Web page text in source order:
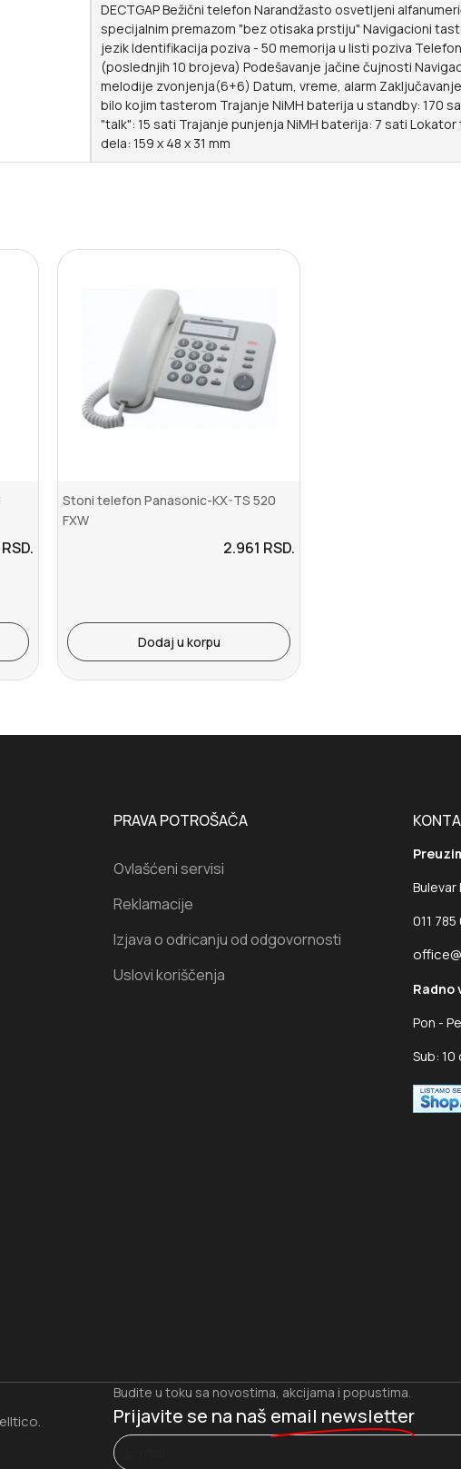
DECTGAP Bežični telefon Narandžasto osvetljeni
specijalnim premazom "bez otisaka prstiju" Navigacioni
jezik Identifikacija poziva - 50 memorija u listi poziva
(poslednjih 10 brojeva) Podešavanje jačine čujnosti
melodije zvonjenja(6+6) Datum, vreme, alarm
bilo kojim tasterom Trajanje NiMH baterija u standby: 170
"talk": 15 sati Trajanje punjenja NiMH baterija: 7 sati
dela: 159 x 48 x 31 mm
RSD.
Stoni telefon Panasonic-KX-TS 520
FXW
2.961 RSD.
Dodaj u korpu
PRAVA POTROŠAČA
Ovlašćeni servisi
Reklamacije
Izjava o odricanju od odgovornosti
Uslovi koriščenja
Bulevar
011
Radno
Pon -
Sub: 10
Budite u toku sa novostima, akcijama i popustima.
Prijavite se na naš email newsletter